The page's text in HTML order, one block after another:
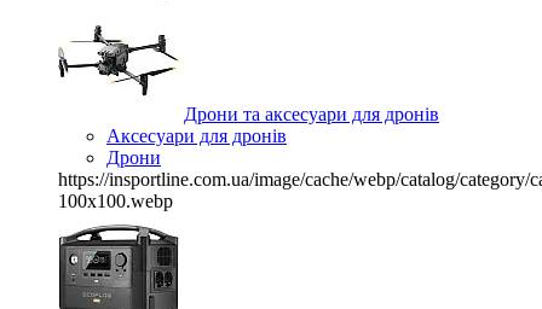
Дрони та аксесуари для дронів
Аксесуари для дронів
Дрони
https://insportline.com.ua/image/cache/webp/catalog/category/
100x100.webp